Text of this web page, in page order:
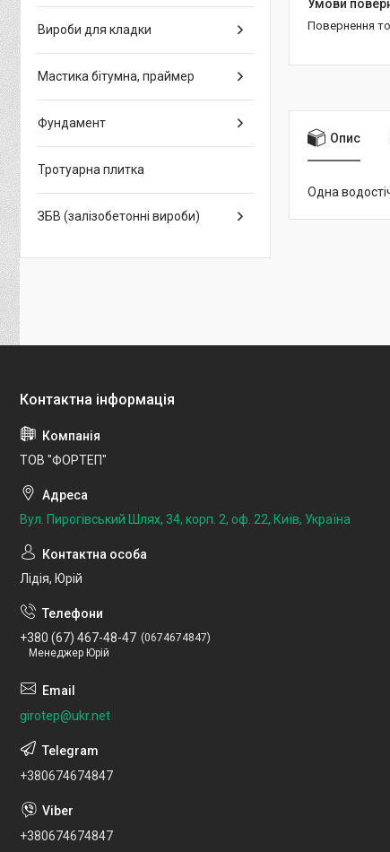
повернення
Опис
Одна
Вироби для кладки
Мастика бітумна, праймер
Фундамент
Тротуарна плитка
ЗБВ (залізобетонні вироби)
ТОВ "ФОРТЕП"
Вул. Пирогівський Шлях, 34, корп. 2, оф. 22, Київ, Україна
Лідія, Юрій
+380 (67) 467-48-47
0674674847
Менеджер Юрій
girotep@ukr.net
+380674674847
+380674674847